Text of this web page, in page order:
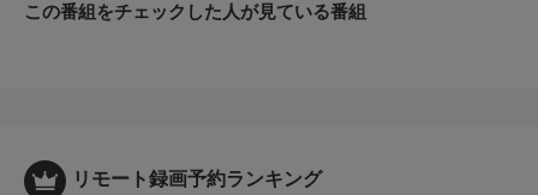
この番組をチェックした人が見ている番組
リモート録画予約ランキング